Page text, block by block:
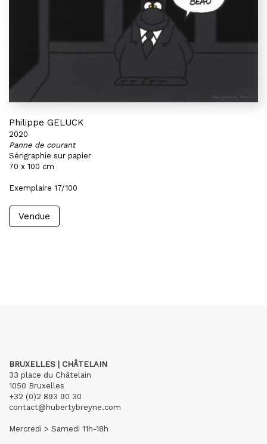
Philippe GELUCK
2020
Panne de courant
Sérigraphie sur papier
70 x 100 cm
Exemplaire 17/100
Vendue
BRUXELLES | CHÂTELAIN
33 place du Châtelain
1050 Bruxelles
+32 (0)2 893 90 30
contact@hubertybreyne.com
Mercredi > Samedi 11h-18h